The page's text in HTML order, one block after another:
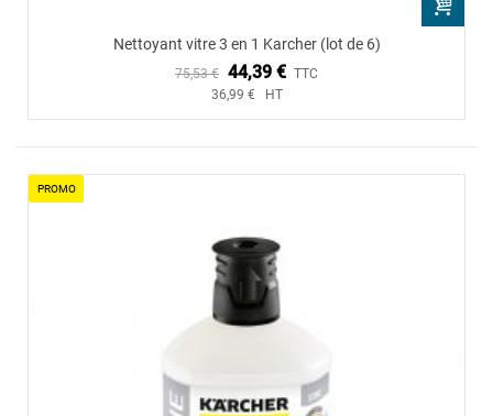
Nettoyant vitre 3 en 1 Karcher (lot de 6)
75,53 € 44,39 € TTC
36,99 € HT
PROMO